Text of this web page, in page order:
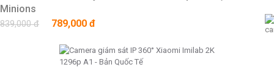
Minions
839,000 đ 789,000 đ